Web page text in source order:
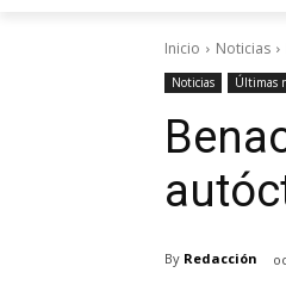
Inicio Noticias
Noticias Últimas
By Redacción